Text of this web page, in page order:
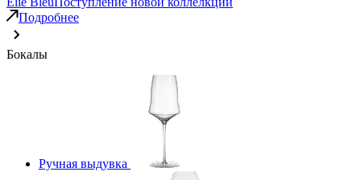
Подробнее
Бокалы
Ручная выдувка